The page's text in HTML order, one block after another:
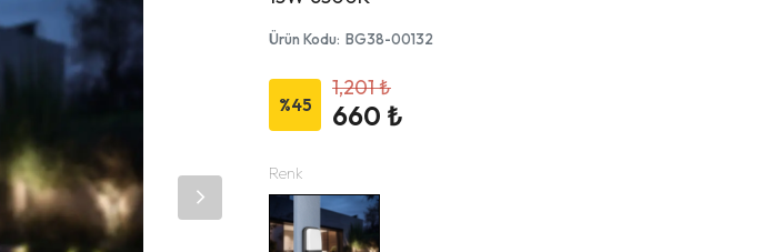
Ürün Kodu: BG38-00132
%45
1,201 ₺
660 ₺
Renk